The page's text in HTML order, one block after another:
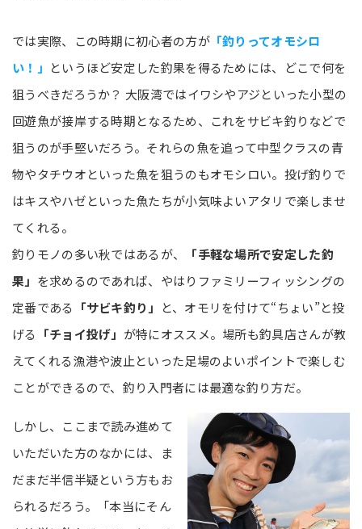
では実際、この時期に初心者の方が「釣りってオモシロ
い！」 というほど安定した釣果を得るためには、どこで何を
狙うべきだろうか？ 大阪湾ではイワシやアジといった小型の
回遊魚が接岸する時期となるため、これをサビキ釣りなどで
狙うのが手堅いだろう。それらの魚を追って中型クラスの青
物やタチウオといった魚を狙うのもオモシロい。投げ釣りで
はキスやハゼといった魚たちが小気味よいアタリで楽しませ
てくれる。
釣りモノの多い秋ではあるが、
「手軽な場所で安定した釣
果」 を求めるのであれば、やはりファミリーフィッシングの
定番である
「サビキ釣り」
と、オモリを付けて“ちょい”と投
げる
「チョイ投げ」 が特にオススメ。場所も釣具店さんが教
えてくれる漁港や波止といった足場のよいポイントで楽しむ
ことができるので、釣り入門者には最適な釣り方だ。
しかし、ここまで読み進めて
いただいた方のなかには、ま
だまだ半信半疑という方もお
られるだろう。「本当にそん